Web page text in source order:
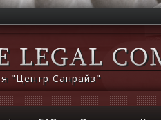
"Центр Санрайз"